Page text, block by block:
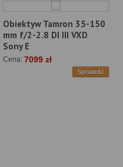
Obiektyw Tamron 35-150
mm f/2-2.8 DI III VXD
Sony E
Cena: 7099 zł
Sprawdź